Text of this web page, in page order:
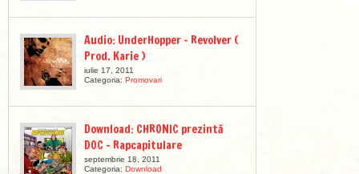
Audio: UnderHopper – Revolver (
Prod. Karie )
iulie 17, 2011
Categoria: Promovari
Download: CHRONIC prezintă
DOC – Rapcapitulare
septembrie 18, 2011
Categoria: Download